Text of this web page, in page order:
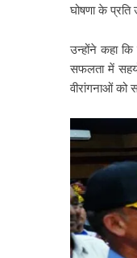
घोषणा के प्रति
उन्होंने कहा
सफलता में
वीरांगनाओं को